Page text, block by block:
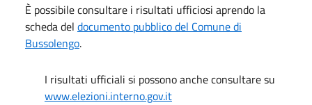
È possibile consultare i risultati ufficiosi aprendo la
scheda del documento pubblico del Comune di
Bussolengo.
I risultati ufficiali si possono anche consultare su
www.elezioni.interno.gov.it